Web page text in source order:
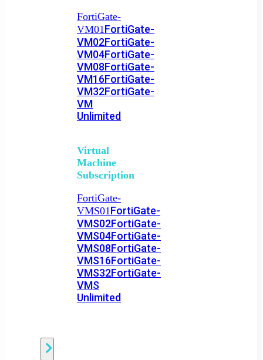
FortiGate-
VM01FortiGate-
VM02FortiGate-
VM04FortiGate-
VM08FortiGate-
VM16FortiGate-
VM32FortiGate-
VM
Unlimited
Virtual
Machine
Subscription
FortiGate-
VMS01FortiGate-
VMS02FortiGate-
VMS04FortiGate-
VMS08FortiGate-
VMS16FortiGate-
VMS32FortiGate-
VMS
Unlimited